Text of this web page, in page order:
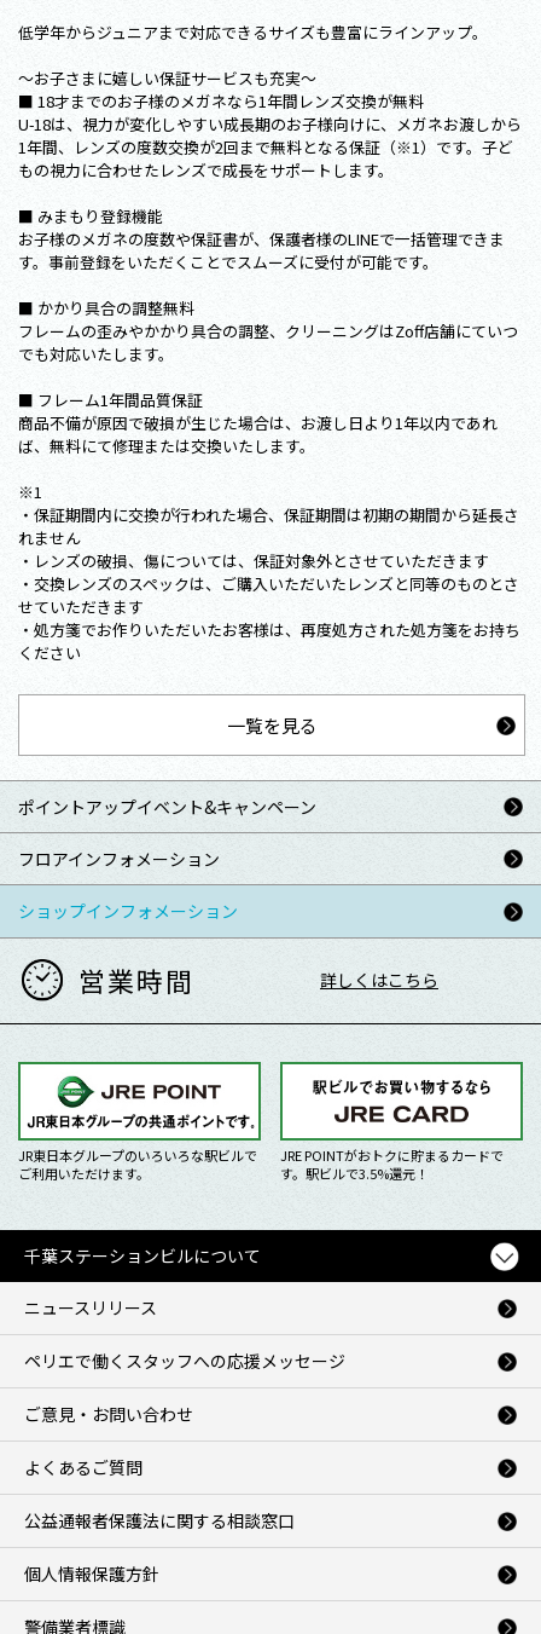
低学年からジュニアまで対応できるサイズも豊富にラインアップ。
～お子さまに嬉しい保証サービスも充実～
■ 18才までのお子様のメガネなら1年間レンズ交換が無料
U-18は、視力が変化しやすい成長期のお子様向けに、メガネお渡しから
1年間、レンズの度数交換が2回まで無料となる保証（※1）です。子ど
もの視力に合わせたレンズで成長をサポートします。
■ みまもり登録機能
お子様のメガネの度数や保証書が、保護者様のLINEで一括管理できま
す。事前登録をいただくことでスムーズに受付が可能です。
■ かかり具合の調整無料
フレームの歪みやかかり具合の調整、クリーニングはZoff店舗にていつ
でも対応いたします。
■ フレーム1年間品質保証
商品不備が原因で破損が生じた場合は、お渡し日より1年以内であれ
ば、無料にて修理または交換いたします。
※1
・保証期間内に交換が行われた場合、保証期間は初期の期間から延長さ
れません
・レンズの破損、傷については、保証対象外とさせていただきます
・交換レンズのスペックは、ご購入いただいたレンズと同等のものとさ
せていただきます
・処方箋でお作りいただいたお客様は、再度処方された処方箋をお持ち
ください
一覧を見る
ポイントアップイベント&キャンペーン
フロアインフォメーション
ショップインフォメーション
営業時間 詳しくはこちら
JR東日本グループのいろいろな駅ビルで
ご利用いただけます。
JRE POINTがおトクに貯まるカードで
す。駅ビルで3.5%還元！
千葉ステーションビルについて
ニュースリリース
ペリエで働くスタッフへの応援メッセージ
ご意見・お問い合わせ
よくあるご質問
公益通報者保護法に関する相談窓口
個人情報保護方針
警備業者標識